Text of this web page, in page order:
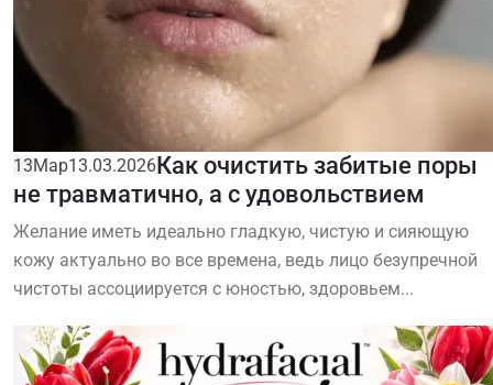
13Мар13.03.2026Как очистить забитые поры
не травматично, а с удовольствием
Желание иметь идеально гладкую, чистую и сияющую
кожу актуально во все времена, ведь лицо безупречной
чистоты ассоциируется с юностью, здоровьем...